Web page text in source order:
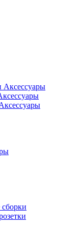
Аксессуары